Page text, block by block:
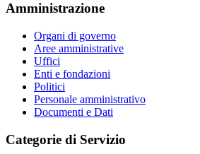
Amministrazione
Organi di governo
Aree amministrative
Uffici
Enti e fondazioni
Politici
Personale amministrativo
Documenti e Dati
Categorie di Servizio